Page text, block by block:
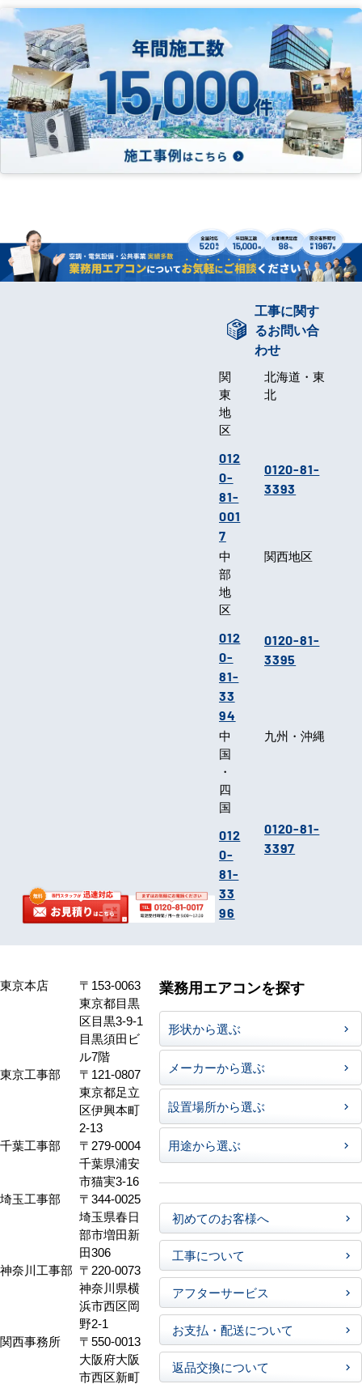
工事に関す
るお問い合
わせ
関
東
地
区
012
0-
81-
001
7
北海道・東
北
0120-81-
3393
中
部
地
区
012
0-
81-
33
94
関西地区
0120-81-
3395
中
国
・
四
国
012
0-
81-
33
96
九州・沖縄
0120-81-
3397
東京本店
〒153-0063
東京都目黒
区目黒3-9-1
目黒須田ビ
ル7階
東京工事部
〒121-0807
東京都足立
区伊興本町
2-13
千葉工事部
〒279-0004
千葉県浦安
市猫実3-16
埼玉工事部
〒344-0025
埼玉県春日
部市増田新
田306
神奈川工事部 〒220-0073
神奈川県横
浜市西区岡
野2-1
関西事務所
〒550-0013
大阪府大阪
市西区新町
業務用エアコンを探す
形状から選ぶ
メーカーから選ぶ
設置場所から選ぶ
用途から選ぶ
初めてのお客様へ
工事について
アフターサービス
お支払・配送について
返品交換について